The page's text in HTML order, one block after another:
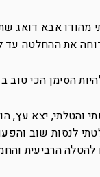
אבא דואג
את ההחלטה עד
הסימן הכי
הרביעית